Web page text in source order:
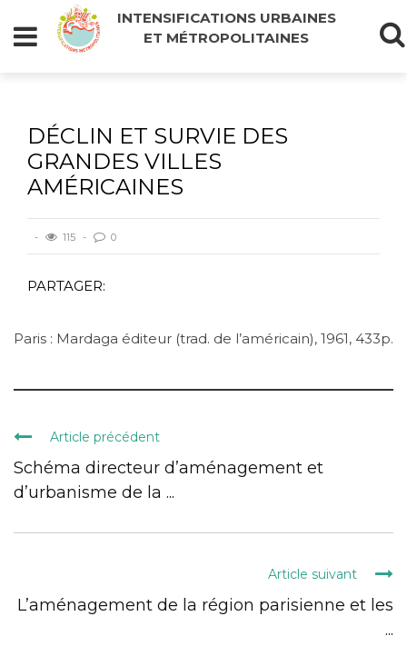
INTENSIFICATIONS URBAINES
ET MÉTROPOLITAINES
DÉCLIN ET SURVIE DES
GRANDES VILLES
AMÉRICAINES
115 0
PARTAGER:
Paris : Mardaga éditeur (trad. de l’américain), 1961, 433p.
Article précédent
Schéma directeur d’aménagement et
d’urbanisme de la ...
Article suivant
L’aménagement de la région parisienne et les
...